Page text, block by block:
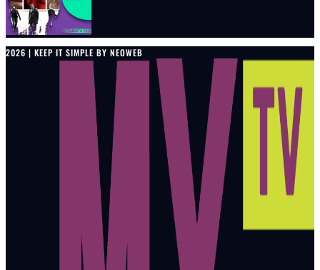
2026 | KEEP IT SIMPLE BY NEOWEB